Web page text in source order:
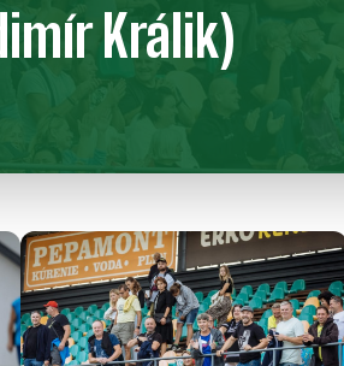
Králik)